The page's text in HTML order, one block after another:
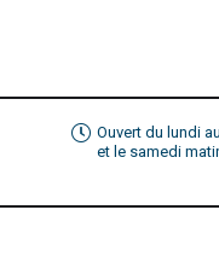
Ouvert du lundi
et le samedi